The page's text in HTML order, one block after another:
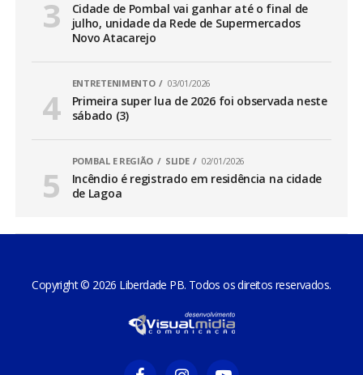
Cidade de Pombal vai ganhar até o final de
julho, unidade da Rede de Supermercados
Novo Atacarejo
ENTRETENIMENTO 03/01/2026
Primeira super lua de 2026 foi observada neste
sábado (3)
POMBAL E REGIÃO SLIDE 02/01/2026
Incêndio é registrado em residência na cidade
de Lagoa
Copyright © 2026 Liberdade PB. Todos os direitos reservados.